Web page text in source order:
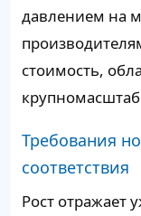
давлением на
стоимость,
Требования
соответствия
Рост отражает